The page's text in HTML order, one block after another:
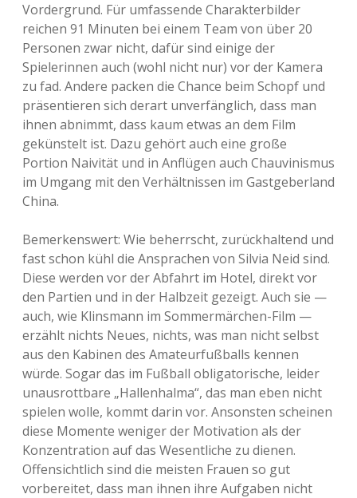
Vordergrund. Für umfassende Charakterbilder
reichen 91 Minuten bei einem Team von über 20
Personen zwar nicht, dafür sind einige der
Spielerinnen auch (wohl nicht nur) vor der Kamera
zu fad. Andere packen die Chance beim Schopf und
präsentieren sich derart unverfänglich, dass man
ihnen abnimmt, dass kaum etwas an dem Film
gekünstelt ist. Dazu gehört auch eine große
Portion Naivität und in Anflügen auch Chauvinismus
im Umgang mit den Verhältnissen im Gastgeberland
China.
Bemerkenswert: Wie beherrscht, zurückhaltend und
fast schon kühl die Ansprachen von Silvia Neid sind.
Diese werden vor der Abfahrt im Hotel, direkt vor
den Partien und in der Halbzeit gezeigt. Auch sie —
auch, wie Klinsmann im Sommermärchen-Film —
erzählt nichts Neues, nichts, was man nicht selbst
aus den Kabinen des Amateurfußballs kennen
würde. Sogar das im Fußball obligatorische, leider
unausrottbare „Hallenhalma“, das man eben nicht
spielen wolle, kommt darin vor. Ansonsten scheinen
diese Momente weniger der Motivation als der
Konzentration auf das Wesentliche zu dienen.
Offensichtlich sind die meisten Frauen so gut
vorbereitet, dass man ihnen ihre Aufgaben nicht